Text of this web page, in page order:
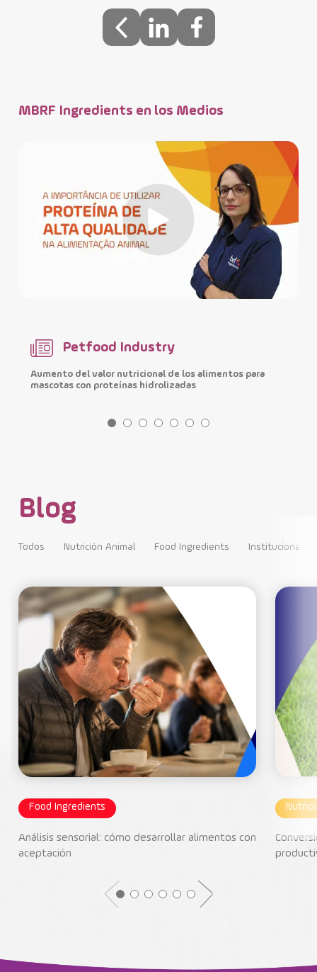
MBRF Ingredients en los Medios
Petfood Industry
Aumento del valor nutricional de los alimentos para
mascotas con proteínas hidrolizadas
Blog
Todos Nutrición Animal Food Ingredients Institucional
Food Ingredients
Análisis sensorial: cómo desarrollar alimentos con
aceptación